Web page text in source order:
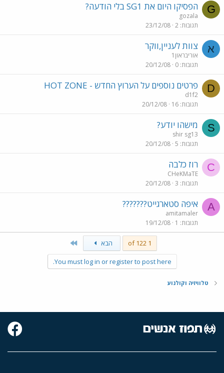
G הפסיקו היום את SG1 בלי הודעה?
gozala
תגובות 2
23/12/08
א צוות לעניין,ווקר
אוריבראון1
תגובות 0
20/12/08
D פרטים נוספים על הערוץ החדש - HOT ZONE
d1f2
תגובות 16
20/12/08
S מישהו יודע?
shir sg13
תגובות 5
20/12/08
C רוז כלבה
CHeKMaTE
תגובות 3
20/12/08
A איפה סטארגייט???????
amitamaler
תגובות 1
19/12/08
1 of 122 הבא
You must log in or register to post here.
טלוויזיה וקולנוע